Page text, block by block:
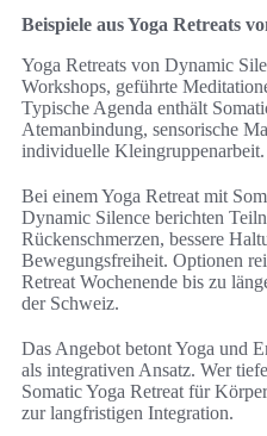
Beispiele aus Yoga Retreats
Yoga Retreats von Dynamic
Workshops, geführte
Typische Agenda enthält
Atemanbindung, sensorische
individuelle Kleingruppenarbeit.
Bei einem Yoga Retreat mit
Dynamic Silence berichten
Rückenschmerzen, bessere
Bewegungsfreiheit. Optionen
Retreat Wochenende bis zu
der Schweiz.
Das Angebot betont Yoga und
als integrativen Ansatz. Wer
Somatic Yoga Retreat für
zur langfristigen Integration.